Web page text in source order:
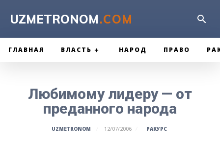
UZMETRONOM.COM
ГЛАВНАЯ ВЛАСТЬ НАРОД ПРАВО
Любимому лидеру — от
преданного народа
UZMETRONOM 12/07/2006 РАКУРС